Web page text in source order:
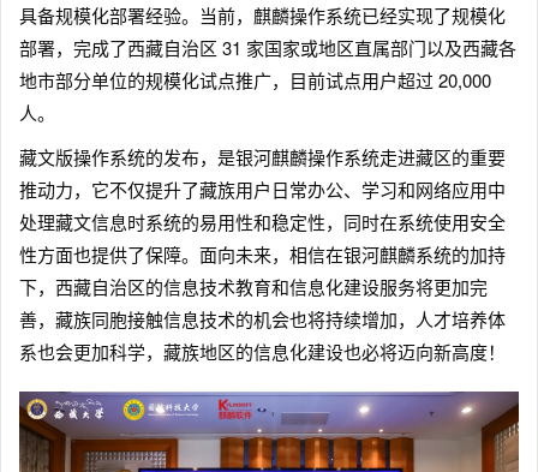
具备规模化部署经验。当前，麒麟操作系统已经实现了规模化
部署，完成了西藏自治区 31 家国家或地区直属部门以及西藏各
地市部分单位的规模化试点推广，目前试点用户超过 20,000
人。
藏文版操作系统的发布，是银河麒麟操作系统走进藏区的重要
推动力，它不仅提升了藏族用户日常办公、学习和网络应用中
处理藏文信息时系统的易用性和稳定性，同时在系统使用安全
性方面也提供了保障。面向未来，相信在银河麒麟系统的加持
下，西藏自治区的信息技术教育和信息化建设服务将更加完
善，藏族同胞接触信息技术的机会也将持续增加，人才培养体
系也会更加科学，藏族地区的信息化建设也必将迈向新高度！